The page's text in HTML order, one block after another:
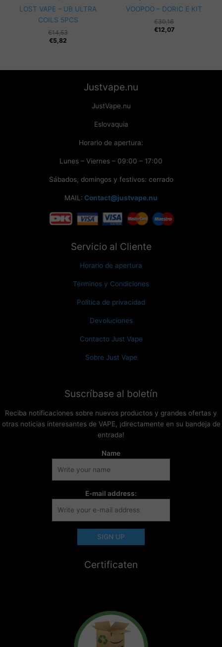
LOST VAPE – UB ULTRA
COILS 5PCS
€14,53
€5,82
VOOPOO – DORIC E KIT
€30,16
€12,07
Justvape.nu
JustVape.nu
Eslovaquia
Horario de apertura:
Lunes – Viernes – 09:00 – 17:00
Sábados, domingos y festivos: cerrado
MAIL: Contact@justvape.nu
Servicio al Cliente
Horario de apertura
Términos y Condiciones
Política de privacidad
Devoluciones
Contacto Just Vape
Sobre Just Vape
Suscríbase al boletín
Reciba notificaciones sobre nuevos productos y grandes ofertas y
otras noticias interesantes de VAPE, ¡directamente en su bandeja de
entrada!
Name
E-mail address:
Certificaten